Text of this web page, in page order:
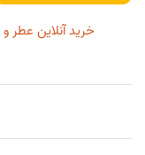
خرید آنلاین عطر